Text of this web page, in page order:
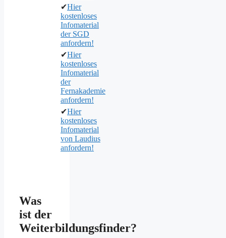
✔Hier
kostenloses
Infomaterial
der SGD
anfordern!
✔Hier
kostenloses
Infomaterial
der
Fernakademie
anfordern!
✔Hier
kostenloses
Infomaterial
von Laudius
anfordern!
Was
ist der
Weiterbildungsfinder?